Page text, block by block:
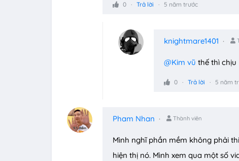
0 Trả lời 5 năm trước
knightmare1401
@Kim vũ thế thì chịu
0 Trả lời 5 năm
Pham Nhan Thành viên
Mình nghĩ phần mềm không phải
hiện thị nó. Mình xem qua một số